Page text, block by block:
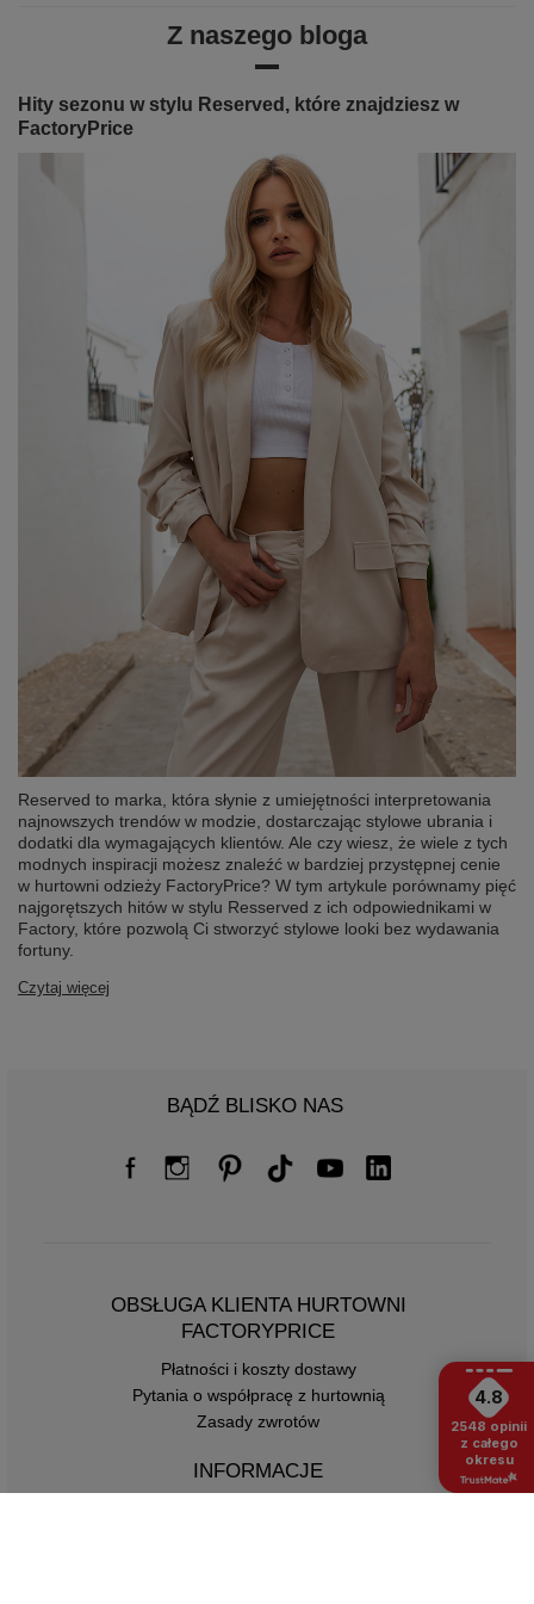
Z naszego bloga
Hity sezonu w stylu Reserved, które znajdziesz w
FactoryPrice
Reserved to marka, która słynie z umiejętności interpretowania
najnowszych trendów w modzie, dostarczając stylowe ubrania i
dodatki dla wymagających klientów. Ale czy wiesz, że wiele z tych
modnych inspiracji możesz znaleźć w bardziej przystępnej cenie
w hurtowni odzieży FactoryPrice? W tym artykule porównamy pięć
najgorętszych hitów w stylu Resserved z ich odpowiednikami w
Factory, które pozwolą Ci stworzyć stylowe looki bez wydawania
fortuny.
Czytaj więcej
BĄDŹ BLISKO NAS
OBSŁUGA KLIENTA HURTOWNI
FACTORYPRICE
Płatności i koszty dostawy
Pytania o współpracę z hurtownią
Zasady zwrotów
INFORMACJE
4.8
2548 opinii
z całego
okresu